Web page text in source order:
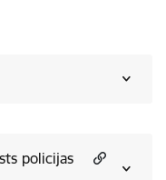
policijas